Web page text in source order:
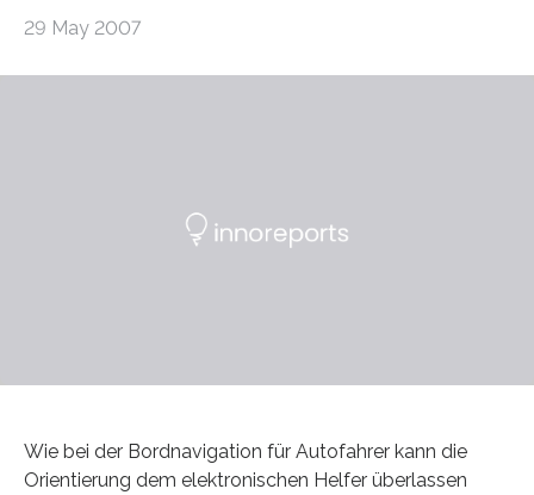
29 May 2007
Wie bei der Bordnavigation für Autofahrer kann die
Orientierung dem elektronischen Helfer überlassen